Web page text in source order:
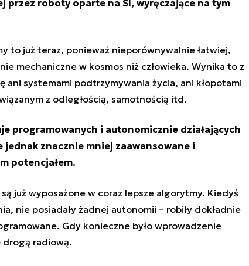
przez roboty oparte na SI, wyręczające na tym
to już teraz, ponieważ nieporównywalnie łatwiej,
mechaniczne w kosmos niż człowieka. Wynika to z
ani systemami podtrzymywania życia, ani kłopotami
z odległością, samotnością itd.
programowanych i autonomicznie działających
jednak znacznie mniej zaawansowane i
potencjałem.
już wyposażone w coraz lepsze algorytmy. Kiedyś
nie posiadały żadnej autonomii – robiły dokładnie
Gdy konieczne było wprowadzenie
drogą radiową.